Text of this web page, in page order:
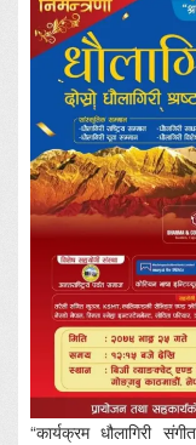
“कार्यक्रम धौलागिरी